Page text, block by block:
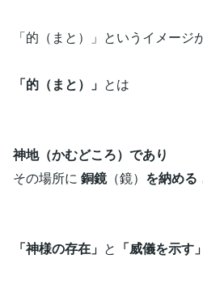
「的（まと）」というイメージ
「的（まと）」 とは
神地（かむどころ）であり
その場所に 銅鏡（鏡） を納める
「神様の存在」 と 「威儀を示す」